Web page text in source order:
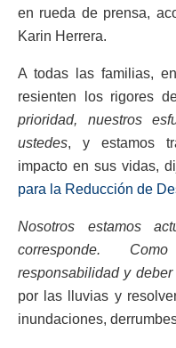
en rueda de prensa,
Karin Herrera.
A todas las familias,
resienten los rigores
prioridad, nuestros
ustedes, y estamos
impacto en sus vidas,
para la Reducción de
Nosotros estamos
corresponde.
responsabilidad y deber
por las lluvias y
inundaciones,